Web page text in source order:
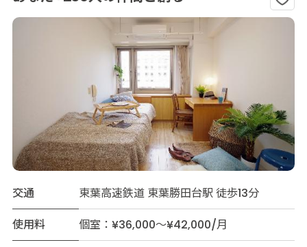
交通
東葉高速鉄道 東葉勝田台駅 徒歩13分
使用料
個室：¥36,000～¥42,000/月